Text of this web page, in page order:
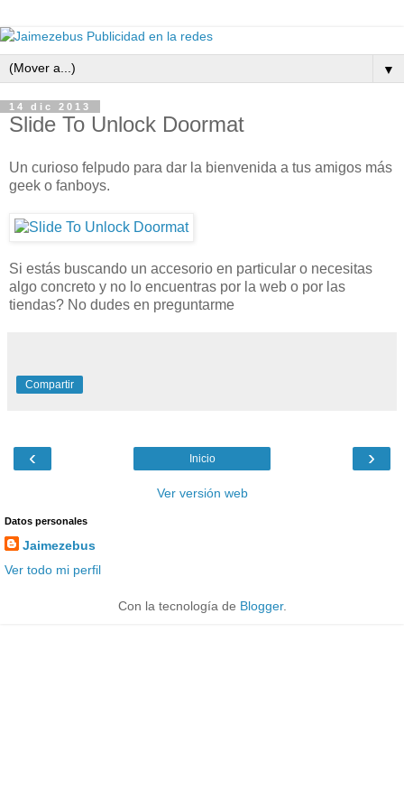
▼
14 dic 2013
Slide To Unlock Doormat
Un curioso felpudo para dar la bienvenida a tus amigos más
geek o fanboys.
Si estás buscando un accesorio en particular o necesitas
algo concreto y no lo encuentras por la web o por las
tiendas? No dudes en preguntarme
Compartir
‹ ›
Inicio
Ver versión web
Datos personales
Jaimezebus
Ver todo mi perfil
Con la tecnología de Blogger.